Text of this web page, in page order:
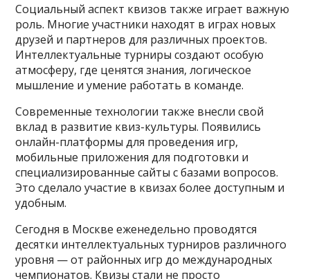
Социальный аспект квизов также играет важную
роль. Многие участники находят в играх новых
друзей и партнеров для различных проектов.
Интеллектуальные турниры создают особую
атмосферу, где ценятся знания, логическое
мышление и умение работать в команде.
Современные технологии также внесли свой
вклад в развитие квиз-культуры. Появились
онлайн-платформы для проведения игр,
мобильные приложения для подготовки и
специализированные сайты с базами вопросов.
Это сделало участие в квизах более доступным и
удобным.
Сегодня в Москве еженедельно проводятся
десятки интеллектуальных турниров различного
уровня — от районных игр до международных
чемпионатов. Квизы стали не просто